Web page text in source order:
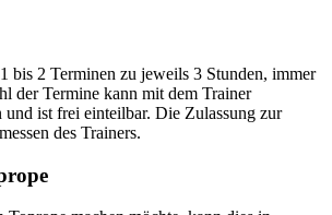
bis 2 Terminen zu jeweils 3 Stunden, immer
der Termine kann mit dem Trainer
und ist frei einteilbar. Die Zulassung zur
des Trainers.